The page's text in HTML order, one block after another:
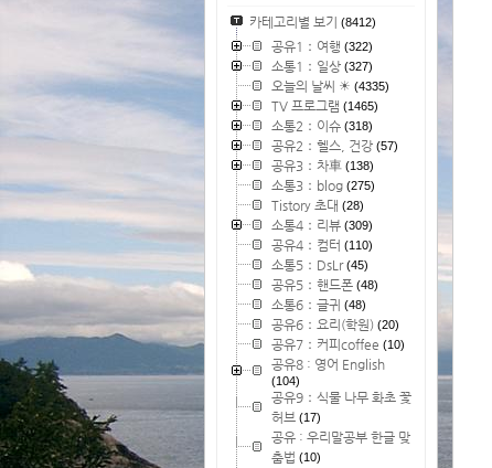
카테고리별 보기 (8412)
공유1：여행 (322)
소통1：일상(327)
오늘의 날씨 ☀ (4335)
TV 프로그램 (1465)
소통2：이슈(318)
공유2：헬스, 건강(57)
공유3：차車(138)
소통3：blog(275)
Tistory 초대 (28)
소통4：리뷰(309)
공유4：컴터 (110)
소통5：DsLr(45)
공유5：핸드폰(48)
소통6：글귀 (48)
공유6：요리(학원)(20)
공유7：커피coffee (10)
공유8 : 영어 English
(104)
공유9：식물 나무 화초 꽃
허브 (17)
공유 : 우리말공부 한글 맞
춤법 (10)